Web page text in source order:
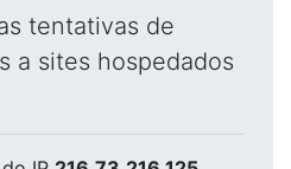
tentativas de
a sites hospedados